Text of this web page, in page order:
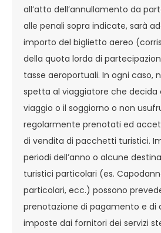
all’atto dell’annullamento da
alle penali sopra indicate, sarà
importo del biglietto aereo
della quota lorda di
tasse aeroportuali. In ogni caso,
spetta al viaggiatore che decida
viaggio o il soggiorno o non
regolarmente prenotati ed
di vendita di pacchetti turistici.
periodi dell’anno o alcune
turistici particolari (es.
particolari, ecc.) possono
prenotazione di pagamento e di
imposte dai fornitori dei servizi